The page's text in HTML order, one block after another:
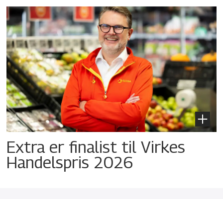
Extra er finalist til Virkes
Handelspris 2026